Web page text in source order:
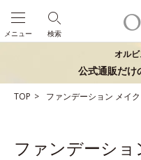
検索
メニュー
オル
公式通販だけ
TOP ファンデーション メイク
ファンデーシ